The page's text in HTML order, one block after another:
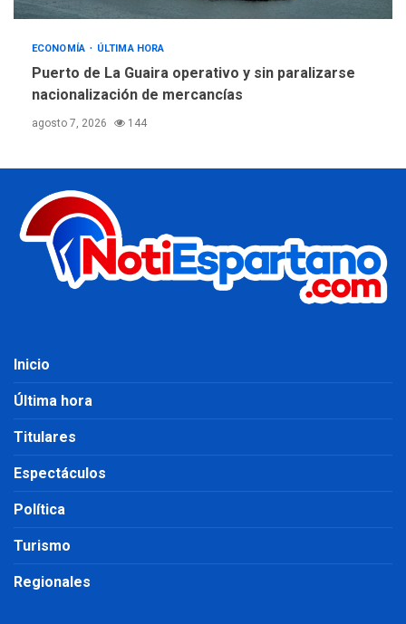
ECONOMÍA ÚLTIMA HORA
Puerto de La Guaira operativo y sin paralizarse
nacionalización de mercancías
agosto 7, 2026 144
Inicio
Última hora
Titulares
Espectáculos
Política
Turismo
Regionales